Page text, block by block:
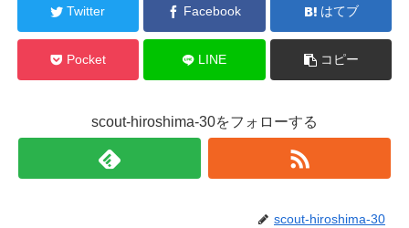
Twitter Facebook はてブ
Pocket LINE コピー
scout-hiroshima-30をフォローする
scout-hiroshima-30